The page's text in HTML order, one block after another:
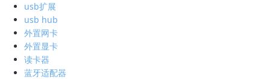
usb扩展
usb hub
外置网卡
外置显卡
读卡器
蓝牙适配器